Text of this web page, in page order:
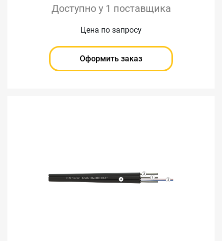
Доступно у 1 поставщика
Цена по запросу
Оформить заказ